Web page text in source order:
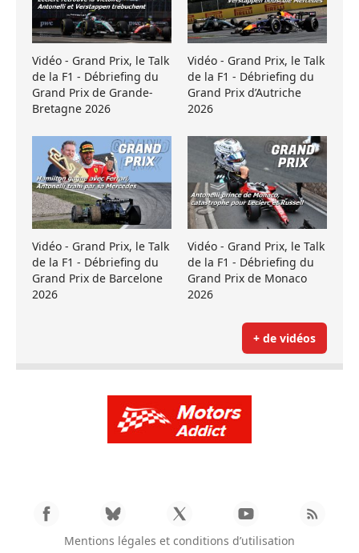
Vidéo - Grand Prix, le Talk
de la F1 - Débriefing du
Grand Prix de Grande-
Bretagne 2026
Vidéo - Grand Prix, le Talk
de la F1 - Débriefing du
Grand Prix d’Autriche
2026
Vidéo - Grand Prix, le Talk
de la F1 - Débriefing du
Grand Prix de Barcelone
2026
Vidéo - Grand Prix, le Talk
de la F1 - Débriefing du
Grand Prix de Monaco
2026
+ de vidéos
Mentions légales et conditions d’utilisation